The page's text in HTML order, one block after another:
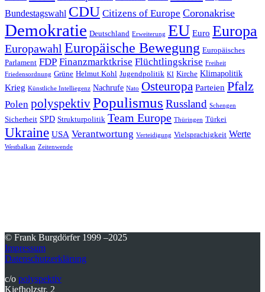
Bundestagswahl CDU Citizens of Europe Coronakrise
Demokratie Deutschland Erweiterung EU Euro Europa
Europawahl Europäische Bewegung Europäisches
Parlament FDP Finanzmarktkrise Flüchtlingskrise Freiheit
Friedensordnung Grüne Helmut Kohl Jugendpolitik KI Kirche Klimapolitik
Krieg Künstliche Intelliegenz Nachrufe Nato Osteuropa Parteien Pfalz
Polen polyspektivPopulismus Russland Schengen
Sicherheit SPD Strukturpolitik Team Europe Thüringen Türkei
Ukraine USA Verantwortung Verteidigung Vielsprachigkeit Werte
Westbalkan Zeitenwende
© Frank Burgdörfer 1999 –2025
Impressum
Datenschutzerklärung
c/o polyspektiv
Kiefholzstr. 2